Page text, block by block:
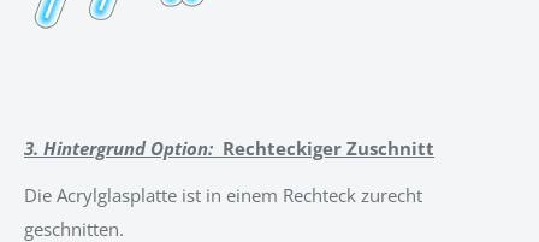
3. Hintergrund Option: Rechteckiger Zuschnitt
Die Acrylglasplatte ist in einem Rechteck zurecht
geschnitten.